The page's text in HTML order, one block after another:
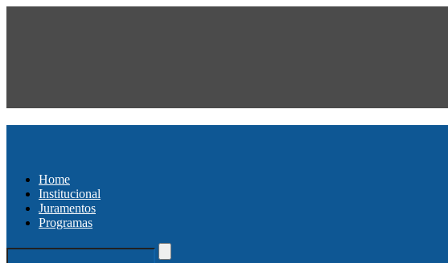
Home
Institucional
Juramentos
Programas